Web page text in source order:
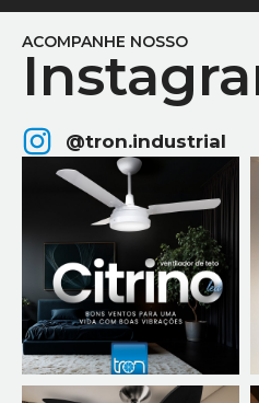
ACOMPANHE NOSSO
@tron.industrial